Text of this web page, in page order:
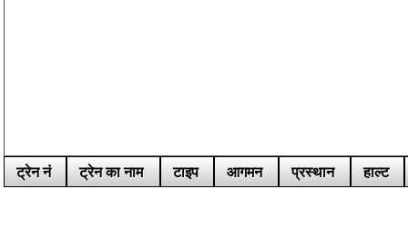
ट्रेन नं ट्रेन का नाम टाइप आगमन प्रस्थान हाल्ट